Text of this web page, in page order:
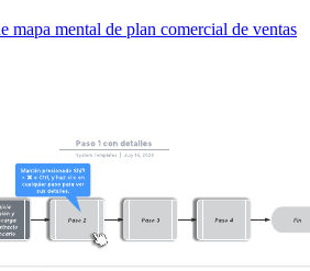
mapa mental de plan comercial de ventas